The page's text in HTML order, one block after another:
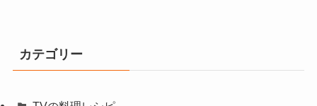
カテゴリー